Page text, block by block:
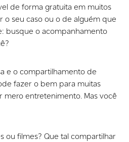
de forma gratuita em muitos
o seu caso ou o de alguém que
busque o acompanhamento
e o compartilhamento de
fazer o bem para muitas
mero entretenimento. Mas você
ou filmes? Que tal compartilhar